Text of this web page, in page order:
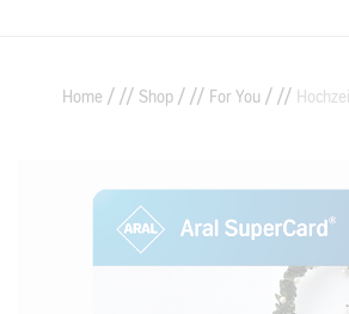
Home / Shop / For You /